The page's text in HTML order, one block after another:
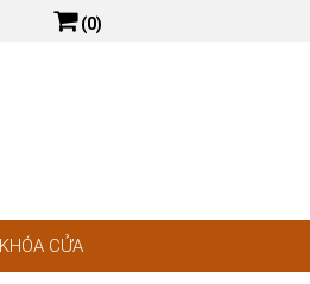
(0)
KHÓA CỬA